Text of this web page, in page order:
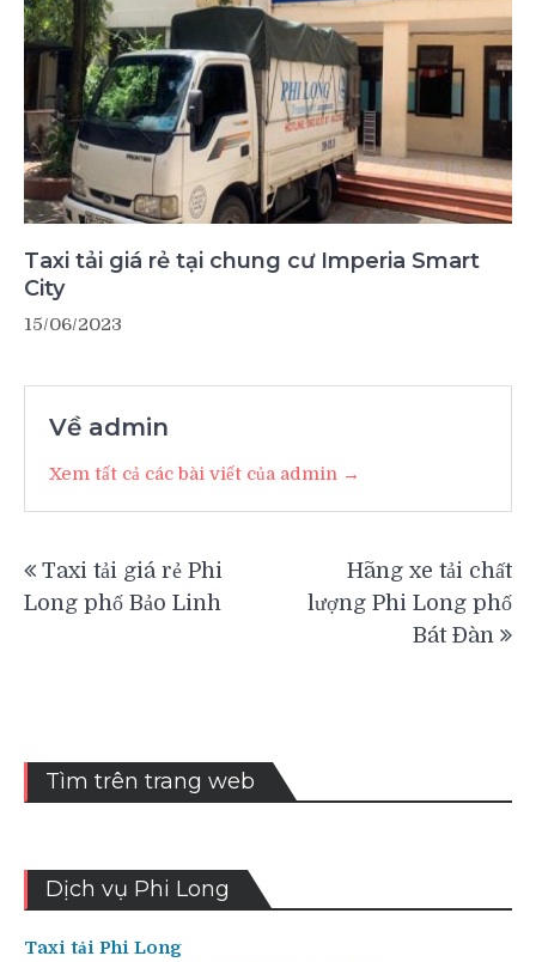
Taxi tải giá rẻ tại chung cư Imperia Smart
City
15/06/2023
Về admin
Xem tất cả các bài viết của admin →
hướng
Taxi tải giá rẻ Phi
Long phố Bảo Linh
Hãng xe tải chất
lượng Phi Long phố
Bát Đàn
Tìm trên trang web
Dịch vụ Phi Long
Taxi tải Phi Long